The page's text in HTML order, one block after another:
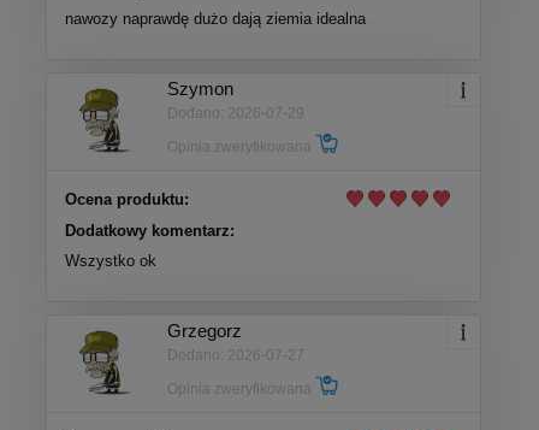
nawozy naprawdę dużo dają ziemia idealna
Szymon
Dodano: 2026-07-29
Opinia zweryfikowana
Ocena produktu:
Dodatkowy komentarz:
Wszystko ok
Grzegorz
Dodano: 2026-07-27
Opinia zweryfikowana